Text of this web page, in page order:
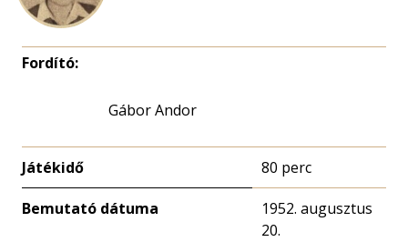
Fordító:
Gábor Andor
Játékidő 80 perc
Bemutató dátuma
1952. augusztus
20.